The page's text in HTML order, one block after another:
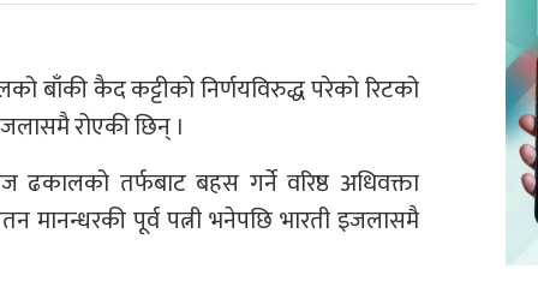
बाँकी कैद कट्टीको निर्णयविरुद्ध परेको रिटको
रोएकी छिन् ।
ढकालको तर्फबाट बहस गर्ने वरिष्ठ अधिवक्ता
मानन्धरकी पूर्व पत्नी भनेपछि भारती इजलासमै